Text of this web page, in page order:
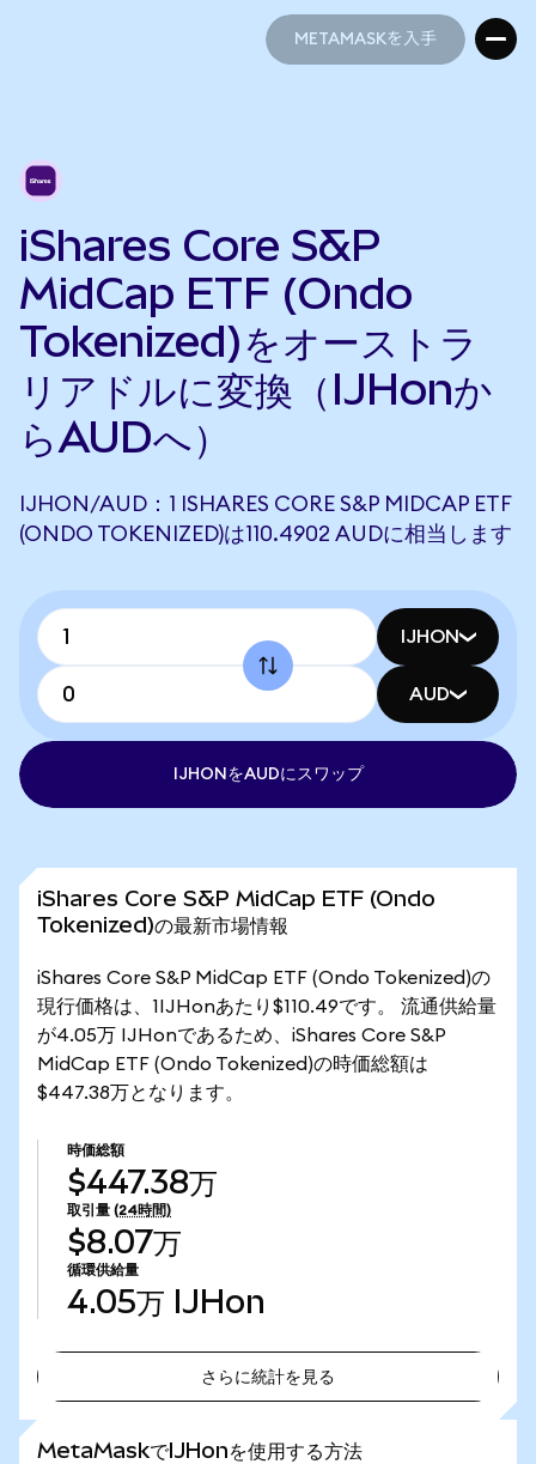
METAMASKを入手
iShares Core S&P
MidCap ETF (Ondo
Tokenized)をオーストラ
リアドルに変換（IJHonか
らAUDへ）
IJHON/AUD：1 ISHARES CORE S&P MIDCAP ETF
(ONDO TOKENIZED)は110.4902 AUDに相当します
IJHON
AUD
IJHONをAUDにスワップ
iShares Core S&P MidCap ETF (Ondo
Tokenized)の最新市場情報
iShares Core S&P MidCap ETF (Ondo Tokenized)の
現行価格は、1IJHonあたり$110.49です。 流通供給量
が4.05万 IJHonであるため、iShares Core S&P
MidCap ETF (Ondo Tokenized)の時価総額は
$447.38万となります。
時価総額
$447.38万
取引量 (24時間)
$8.07万
循環供給量
4.05万 IJHon
さらに統計を見る
MetaMaskでIJHonを使用する方法